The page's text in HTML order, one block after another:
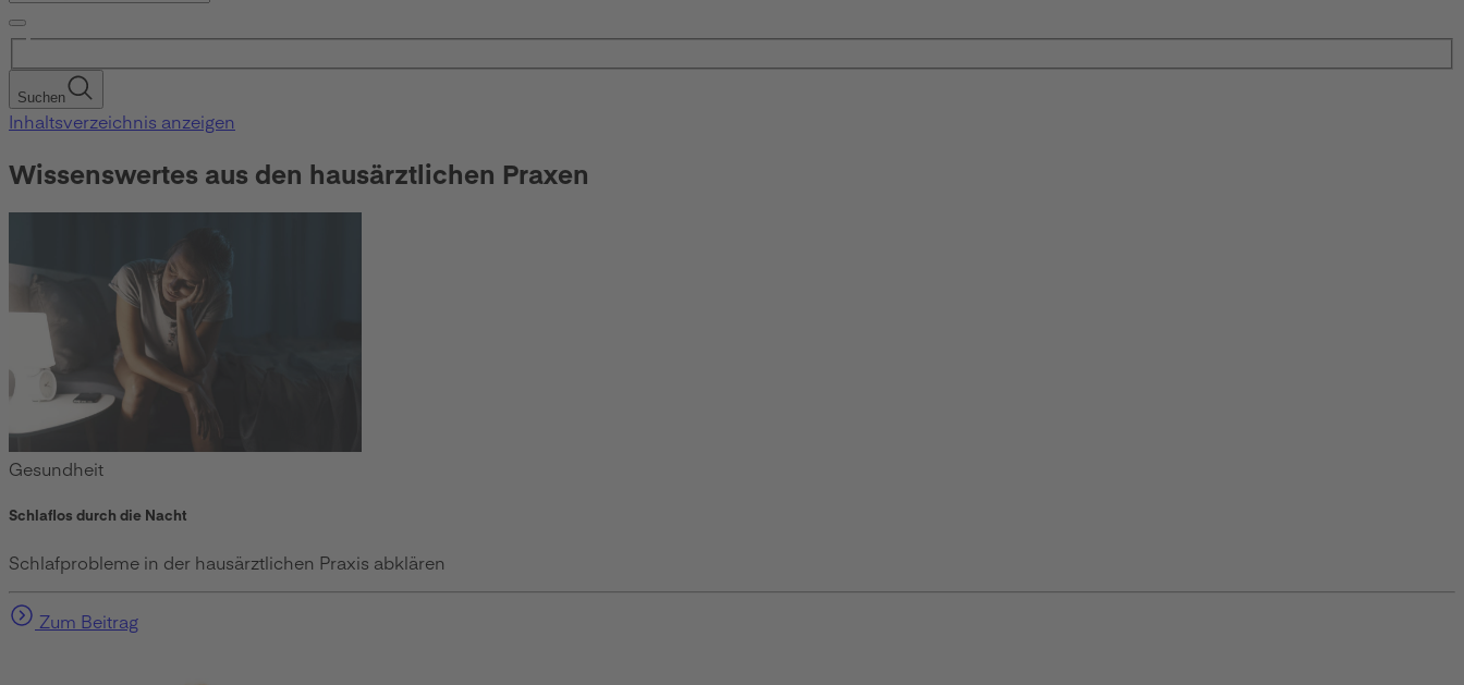
Suchen
Inhaltsverzeichnis anzeigen
Wissenswertes aus den hausärztlichen Praxen
Gesundheit
Schlaflos durch die Nacht
Schlafprobleme in der hausärztlichen Praxis abklären
Zum Beitrag